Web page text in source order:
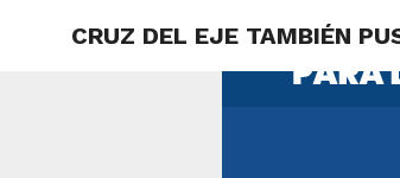
CRUZ DEL EJE TAMBIÉN